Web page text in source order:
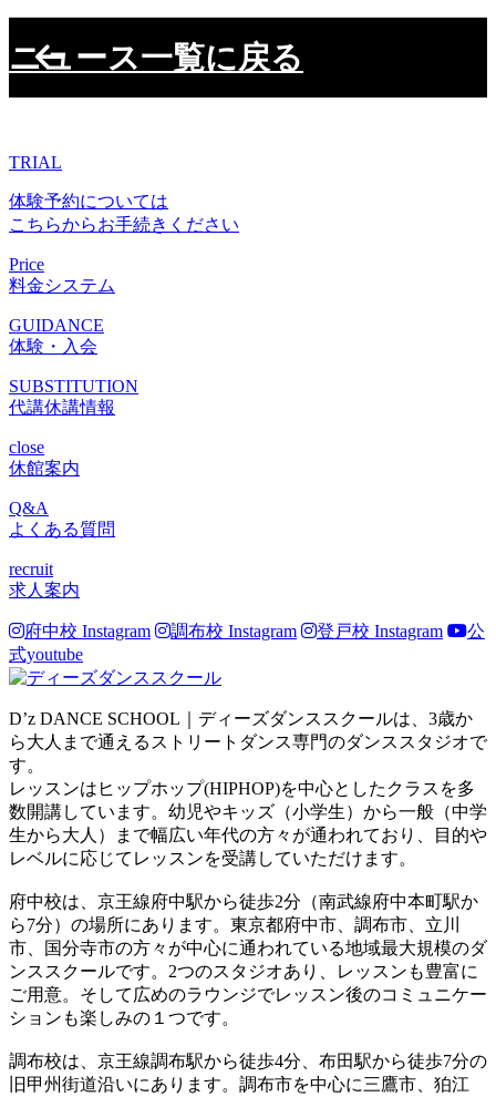
ニュース一覧に戻る
TRIAL
体験予約については
こちらからお手続きください
Price
料金システム
GUIDANCE
体験・入会
SUBSTITUTION
代講休講情報
close
休館案内
Q&A
よくある質問
recruit
求人案内
府中校 Instagram 調布校 Instagram 登戸校 Instagram
公
式youtube
D’z DANCE SCHOOL｜ディーズダンススクールは、3歳か
ら大人まで通えるストリートダンス専門のダンススタジオで
す。
レッスンはヒップホップ(HIPHOP)を中心としたクラスを多
数開講しています。幼児やキッズ（小学生）から一般（中学
生から大人）まで幅広い年代の方々が通われており、目的や
レベルに応じてレッスンを受講していただけます。
府中校は、京王線府中駅から徒歩2分（南武線府中本町駅か
ら7分）の場所にあります。東京都府中市、調布市、立川
市、国分寺市の方々が中心に通われている地域最大規模のダ
ンススクールです。2つのスタジオあり、レッスンも豊富に
ご用意。そして広めのラウンジでレッスン後のコミュニケー
ションも楽しみの１つです。
調布校は、京王線調布駅から徒歩4分、布田駅から徒歩7分の
旧甲州街道沿いにあります。調布市を中心に三鷹市、狛江